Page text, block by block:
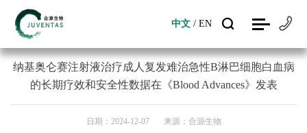
中文/ EN
纳基奥仑赛注射液治疗成人复发难治急性B淋巴细胞白血病
的长期疗效和安全性数据在《Blood Advances》发表
日期：2024-12-07 来源：合源生物